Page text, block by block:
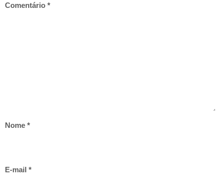
Comentário *
Nome *
E-mail *